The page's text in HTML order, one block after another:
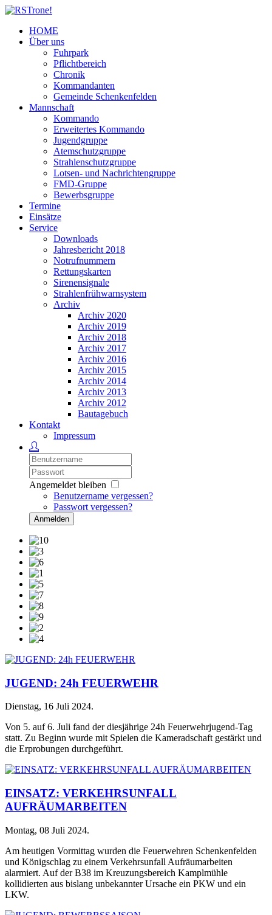
HOME
Über uns
Fuhrpark
Pflichtbereich
Chronik
Kommandanten
Gemeinde Schenkenfelden
Mannschaft
Kommando
Erweitertes Kommando
Jugendgruppe
Atemschutzgruppe
Strahlenschutzgruppe
Lotsen- und Nachrichtengruppe
FMD-Gruppe
Bewerbsgruppe
Termine
Einsätze
Service
Downloads
Jahresbericht 2018
Notrufnummern
Rettungskarten
Sirenensignale
Strahlenfrühwarnsystem
Archiv
Archiv 2020
Archiv 2019
Archiv 2018
Archiv 2017
Archiv 2016
Archiv 2015
Archiv 2014
Archiv 2013
Archiv 2012
Bautagebuch
Kontakt
Impressum
Angemeldet bleiben
Benutzername vergessen?
Passwort vergessen?
Anmelden
JUGEND: 24h FEUERWEHR
Dienstag, 16 Juli 2024.
Von 5. auf 6. Juli fand der diesjährige 24h Feuerwehrjugend-Tag
statt. Zu Beginn wurde mit Spielen die Kameradschaft gestärkt und
die Erprobungen durchgeführt.
EINSATZ: VERKEHRSUNFALL
AUFRÄUMARBEITEN
Montag, 08 Juli 2024.
Am heutigen Vormittag wurden die Feuerwehren Schenkenfelden
und Königschlag zu einem Verkehrsunfall Aufräumarbeiten
alarmiert. Auf der B38 im Kreuzungsbereich Kamplmühle
kollidierten aus bislang unbekannter Ursache ein PKW und ein
LKW.